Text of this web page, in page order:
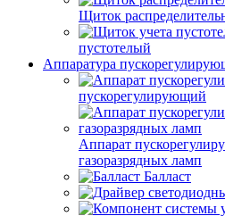
Щиток
пустотелый
Аппаратура
пускорегулирующий
Аппарат
газоразрядных ламп
Балласт